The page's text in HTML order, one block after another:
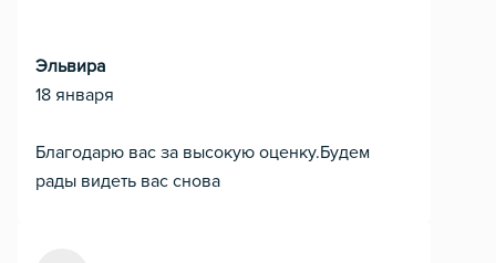
Эльвира
18 января
Благодарю вас за высокую оценку.Будем
рады видеть вас снова